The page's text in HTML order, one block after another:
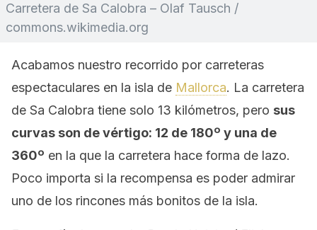
Carretera de Sa Calobra – Olaf Tausch /
commons.wikimedia.org
Acabamos nuestro recorrido por carreteras
espectaculares en la isla de Mallorca. La carretera
de Sa Calobra tiene solo 13 kilómetros, pero sus
curvas son de vértigo: 12 de 180º y una de
360º en la que la carretera hace forma de lazo.
Poco importa si la recompensa es poder admirar
uno de los rincones más bonitos de la isla.